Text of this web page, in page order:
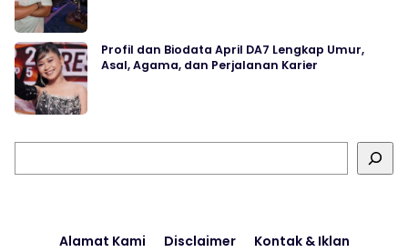
Profil dan Biodata April DA7 Lengkap Umur,
Asal, Agama, dan Perjalanan Karier
Alamat Kami Disclaimer Kontak & Iklan